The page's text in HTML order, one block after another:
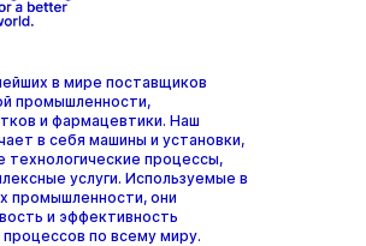
в мире поставщиков
промышленности,
и фармацевтики. Наш
в себя машины и установки,
процессы,
услуги. Используемые в
промышленности, они
и эффективность
по всему миру.